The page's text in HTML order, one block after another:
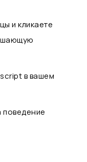
и кликаете
в вашем